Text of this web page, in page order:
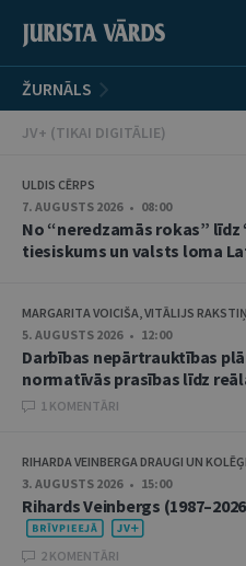
ŽURNĀLS
JV+ (TIKAI DIGITĀLIE)
ULDIS CĒRPS
7. AUGUSTS 2026 • 08:00
No “neredzamās rokas”
tiesiskums un valsts loma
MARGARITA VOICIŠA, VITĀLIJS
5. AUGUSTS 2026 • 12:00
Darbības nepārtrauktības
normatīvās prasības līdz
1 KOMENTĀRI
RIHARDA VEINBERGA DRAUGI UN KOLĒĢI
3. AUGUSTS 2026 • 15:00
Rihards Veinbergs
2 KOMENTĀRI